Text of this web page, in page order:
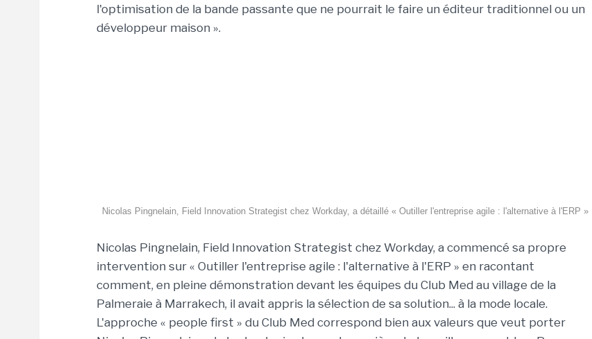
l'optimisation de la bande passante que ne pourrait le faire un éditeur traditionnel ou un
développeur maison ».
Nicolas Pingnelain, Field Innovation Strategist chez Workday, a détaillé « Outiller l'entreprise agile : l'alternative à l'ERP »
Nicolas Pingnelain, Field Innovation Strategist chez Workday, a commencé sa propre
intervention sur « Outiller l'entreprise agile : l'alternative à l'ERP » en racontant
comment, en pleine démonstration devant les équipes du Club Med au village de la
Palmeraie à Marrakech, il avait appris la sélection de sa solution... à la mode locale.
L'approche « people first » du Club Med correspond bien aux valeurs que veut porter